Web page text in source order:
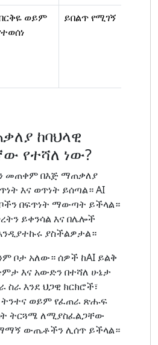
ወይም
ይበልጥ የሚገኝ
ከባህላዊ
የተሻለ ነው?
መጠቀም በእጅ ማጠቃለያ
እና ወጥነት ይሰጣል። AI
በፍጥነት ማውጣት ይችላል።
ይቀንሳል እና በሌሎች
ያስችልዎታል።
ቦታ አለው። ሰዎች ከAI ይልቅ
እና አውድን በተሻለ ሁኔታ
ስራ እንደ ህጋዊ ክርክሮች፣
ትንተና ወይም የፈጠራ ጽሑፍ
ትርጓሜ ለሚያስፈልጋቸው
ውጤቶችን ሊሰጥ ይችላል።